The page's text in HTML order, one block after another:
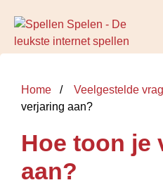
Home Veelgestelde
verjaring aan?
Hoe toon je
aan?